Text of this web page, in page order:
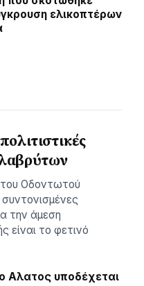
ελικοπτέρων
Οδοντωτού
την άμεση
είναι το φετινό
Αλατος υποδέχεται